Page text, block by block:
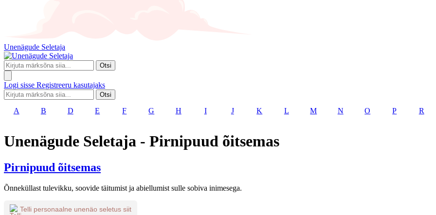
Unenägude Seletaja
Otsi
Logi sisse Registreeru kasutajaks
Otsi
A B D E F G H I J K L M N O P R
Unenägude Seletaja - Pirnipuud õitsemas
Pirnipuud õitsemas
Õnneküllast tulevikku, soovide täitumist ja abiellumist sulle sobiva inimesega.
Telli personaalne unenäo seletus siit